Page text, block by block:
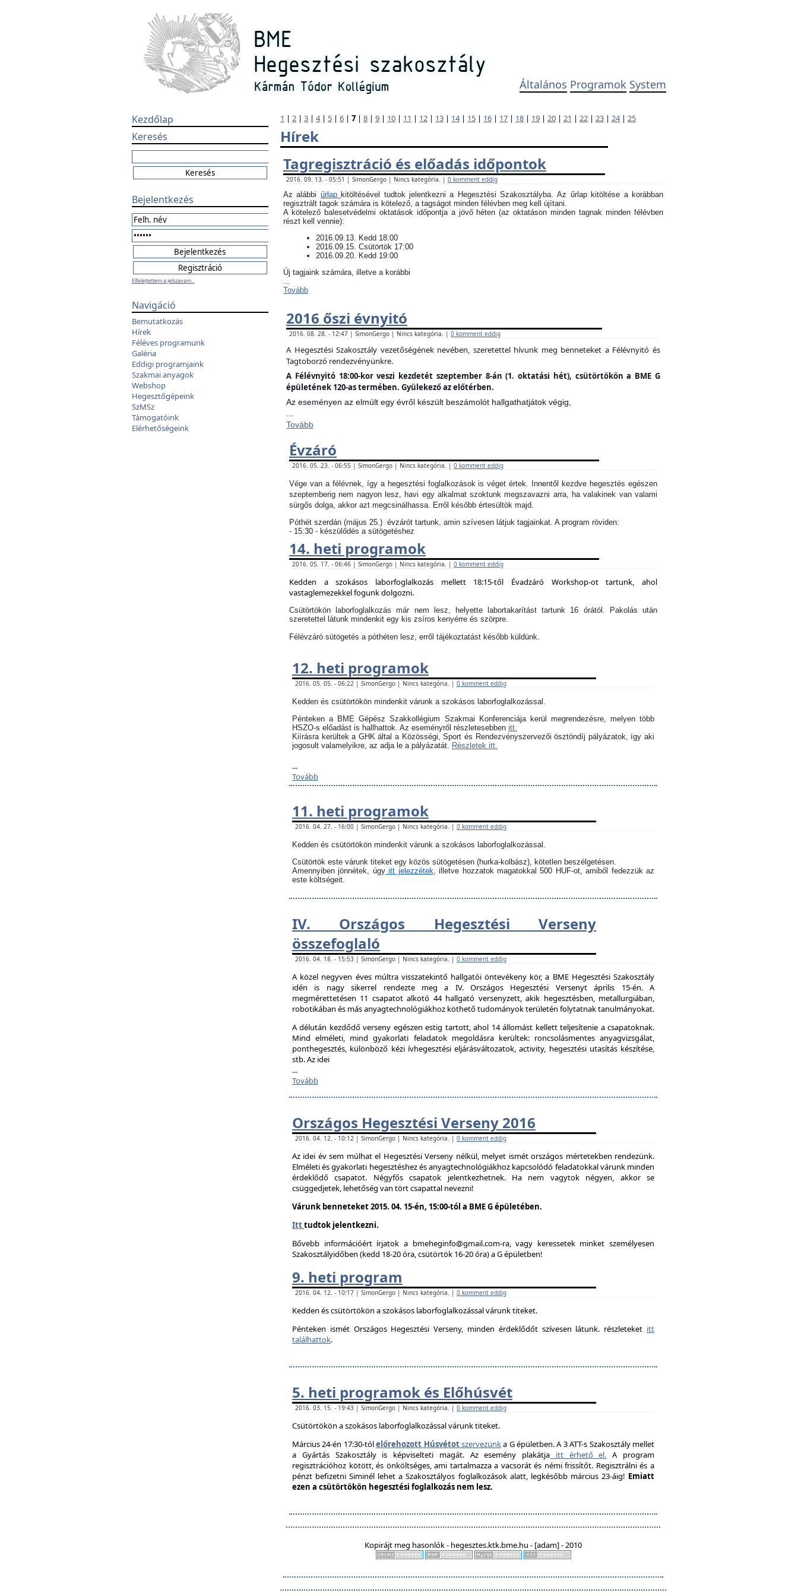
Általános Programok System
Kezdőlap
Keresés
Bejelentkezés
Elfelejtettem a jelszavam...
Navigáció
Bemutatkozás
Hírek
Féléves programunk
Galéria
Eddigi programjaink
Szakmai anyagok
Webshop
Hegesztőgépeink
SzMSz
Támogatóink
Elérhetőségeink
1 | 2 | 3 | 4| 5 | 6 | 7 | 8 | 9 | 10 | 11 | 12 | 13 | 14| 15 | 16 | 17 | 18 | 19 | 20 | 21 | 22 | 23 | 24| 25
Hírek
Tagregisztráció és előadás időpontok
2016. 09. 13. - 05:51 | SimonGergo | Nincs kategória. | 0 komment eddig
Az alábbi űrlap kitöltésével tudtok jelentkezni a Hegesztési Szakosztályba. Az űrlap kitöltése a korábban
regisztrált tagok számára is kötelező, a tagságot minden félévben meg kell újítani.
​A kötelező balesetvédelmi oktatások időpontja a jövő héten (az oktatáson minden tagnak minden félévben
részt kell vennie):
​2016.09.13. Kedd 18:00
2016.09.15. Csütörtök 17:00
2016.09.20. Kedd 19:00
Új tagjaink számára, illetve a korábbi
...
Tovább
2016 őszi évnyitó
2016. 08. 28. - 12:47 | SimonGergo | Nincs kategória. | 0 komment eddig
A Hegesztési Szakosztály vezetőségének nevében, szeretettel hívunk meg benneteket a Félévnyitó és
Tagtoborzó rendezvényünkre.
A Félévnyitó 18:00-kor veszi kezdetét szeptember 8-án (1. oktatási hét), csütörtökön a BME G
épületének 120-as termében. Gyülekező az előtérben.
Az eseményen az elmúlt egy évről készült beszámolót hallgathatjátok végig,
Tovább
Évzáró
2016. 05. 23. - 06:55 | SimonGergo | Nincs kategória. | 0 komment eddig
Vége van a félévnek, így a hegesztési foglalkozások is véget értek. Innentől kezdve hegesztés egészen
szeptemberig nem nagyon lesz, havi egy alkalmat szoktunk megszavazni arra, ha valakinek van valami
sürgős dolga, akkor azt megcsinálhassa. Erről később értesültök majd.
Póthét szerdán (május 25.) évzárót tartunk, amin szívesen látjuk tagjainkat. A program röviden:
- 15:30 - készülődés a sütögetéshez
14. heti programok
2016. 05. 17. - 06:46 | SimonGergo | Nincs kategória. | 0 komment eddig
Kedden a szokásos laborfoglalkozás mellett 18:15-től Évadzáró Workshop-ot tartunk, ahol
vastaglemezekkel fogunk dolgozni.
Csütörtökön laborfoglalkozás már nem lesz, helyette labortakarítást tartunk 16 órától. Pakolás után
szeretettel látunk mindenkit egy kis zsíros kenyérre és szörpre.
Félévzáró sütögetés a póthéten lesz, erről tájékoztatást később küldünk.
12. heti programok
2016. 05. 05. - 06:22 | SimonGergo | Nincs kategória. | 0 komment eddig
Kedden és csütörtökön mindenkit várunk a szokásos laborfoglalkozással.
Pénteken a BME Gépész Szakkollégium Szakmai Konferenciája kerül megrendezésre, melyen több
HSZO-s előadást is hallhattok. Az eseményről részletesebben itt.
Kiírásra kerültek a GHK által a Közösségi, Sport és Rendezvényszervezői ösztöndíj pályázatok, így aki
jogosult valamelyikre, az adja le a pályázatát. Részletek itt.
...
Tovább
11. heti programok
2016. 04. 27. - 16:00 | SimonGergo | Nincs kategória. | 0 komment eddig
Kedden és csütörtökön mindenkit várunk a szokásos laborfoglalkozással.
Csütörtök este várunk titeket egy közös sütögetésen (hurka-kolbász), kötetlen beszélgetésen.
Amennyiben jönnétek, úgyitt jelezzétek, illetve hozzatok magatokkal 500 HUF-ot, amiből fedezzük az
este költségeit.
IV. Országos Hegesztési Verseny
összefoglaló
2016. 04. 18. - 15:53 | SimonGergo | Nincs kategória. | 0 komment eddig
A közel negyven éves múltra visszatekintő hallgatói öntevékeny kör, a BME Hegesztési Szakosztály
idén is nagy sikerrel rendezte meg a IV. Országos Hegesztési Versenyt április 15-én. A
megmérettetésen 11 csapatot alkotó 44 hallgató versenyzett, akik hegesztésben, metallurgiában,
robotikában és más anyagtechnológiákhoz köthető tudományok területén folytatnak tanulmányokat.
A délután kezdődő verseny egészen estig tartott, ahol 14 állomást kellett teljesítenie a csapatoknak.
Mind elméleti, mind gyakorlati feladatok megoldásra kerültek: roncsolásmentes anyagvizsgálat,
ponthegesztés, különböző kézi ívhegesztési eljárásváltozatok, activity, hegesztési utasítás készítése,
stb. Az idei
...
Tovább
Országos Hegesztési Verseny 2016
2016. 04. 12. - 10:12 | SimonGergo | Nincs kategória. | 0 komment eddig
Az idei év sem múlhat el Hegesztési Verseny nélkül, melyet ismét országos mértetekben rendezünk.
Elméleti és gyakorlati hegesztéshez és anyagtechnológiákhoz kapcsolódó feladatokkal várunk minden
érdeklődő csapatot. Négyfős csapatok jelentkezhetnek. Ha nem vagytok négyen, akkor se
csüggedjetek, lehetőség van tört csapattal nevezni!
Várunk benneteket 2015. 04. 15-én, 15:00-tól a BME G épületében.
Itttudtok jelentkezni.
Bővebb információért írjatok a bmeheginfo@gmail.com-ra, vagy keressetek minket személyesen
Szakosztályidőben (kedd 18-20 óra, csütörtök 16-20 óra) a G épületben!
9. heti program
2016. 04. 12. - 10:17 | SimonGergo | Nincs kategória. | 0 komment eddig
Kedden és csütörtökön a szokásos laborfoglalkozással várunk titeket.
Pénteken ismét Országos Hegesztési Verseny, minden érdeklődőt szívesen látunk. részleteket itt
találhattok.
5. heti programok és Előhúsvét
2016. 03. 15. - 19:43 | SimonGergo | Nincs kategória. | 0 komment eddig
Csütörtökön a szokásos laborfoglalkozással várunk titeket.
Március 24-én 17:30-tólelőrehozott Húsvétotszervezünka G épületben. A 3 ATT-s Szakosztály mellet
a Gyártás Szakosztály is képviselteti magát. Az esemény plakátja itt érhető el. A program
regisztrációhoz kötött, és önköltséges, ami tartalmazza a vacsorát és némi frissítőt. Regisztrálni és a
pénzt befizetni Siminél lehet a Szakosztályos foglalkozások alatt, legkésőbb március 23-áig! Emiatt
ezen a csütörtökön hegesztési foglalkozás nem lesz.
Kopirájt meg hasonlók - hegesztes.ktk.bme.hu - [adam] - 2010